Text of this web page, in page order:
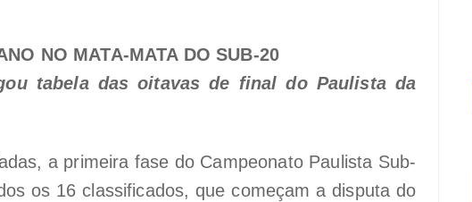
NO MATA-MATA DO SUB-20
tabela das oitavas de final do Paulista da
a primeira fase do Campeonato Paulista Sub-
os 16 classificados, que começam a disputa do